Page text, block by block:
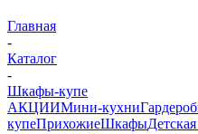
Главная
-
Каталог
-
Шкафы-купе
АКЦИИМини-кухни
купеПрихожиеШкафы